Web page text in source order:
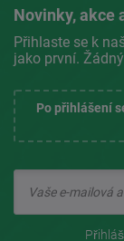
Novinky, akce
Přihlaste se k
jako první.
Po přihlášení